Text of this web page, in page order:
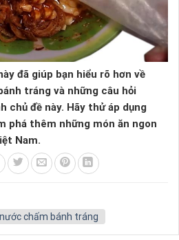
đã giúp bạn hiểu rõ hơn về
tráng và những câu hỏi
chủ đề này. Hãy thử áp dụng
phá thêm những món ăn ngon
Nam.
chấm bánh tráng